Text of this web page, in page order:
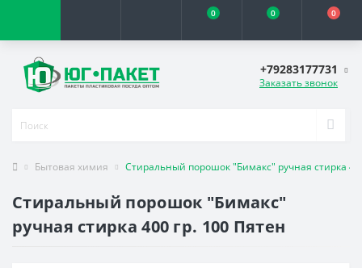
0 0 0
+79283177731
Заказать звонок
Бытовая химия Стиральный порошок "Бимакс" ручная стирка
Стиральный порошок "Бимакс"
ручная стирка 400 гр. 100 Пятен